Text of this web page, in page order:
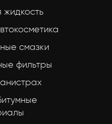
жидкость
смазки
фильтры